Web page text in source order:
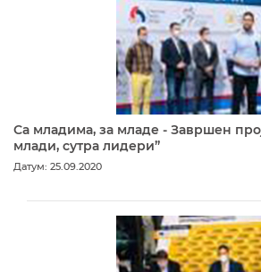
Са младима, за младе - Завршен
млади, сутра лидери”
Датум: 25.09.2020